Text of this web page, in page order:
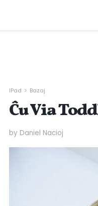
IPad Bazaj
Ĉu Via
by Daniel Nacioj